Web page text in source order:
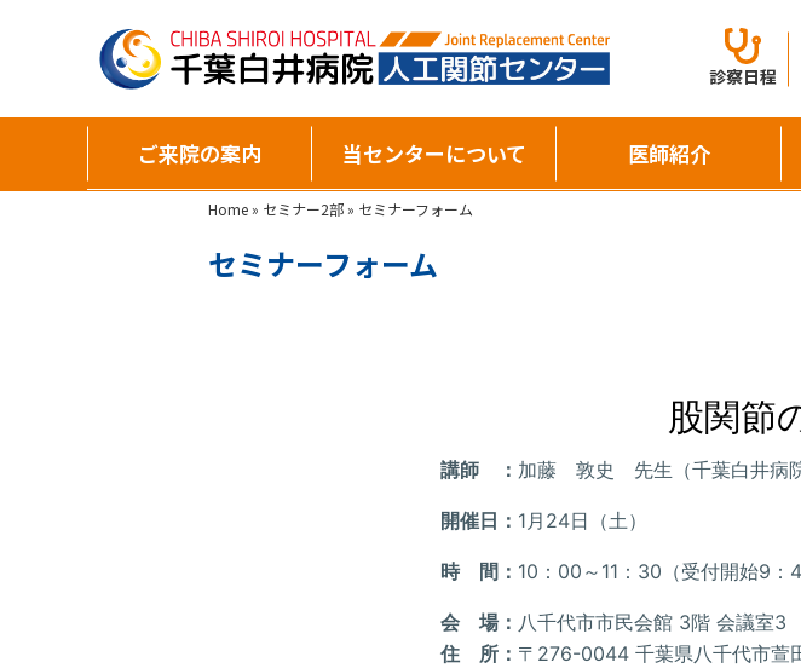
診察日程
ご来院の案内 当センターについて 医師紹介
Home » セミナー2部 » セミナーフォーム
セミナーフォーム